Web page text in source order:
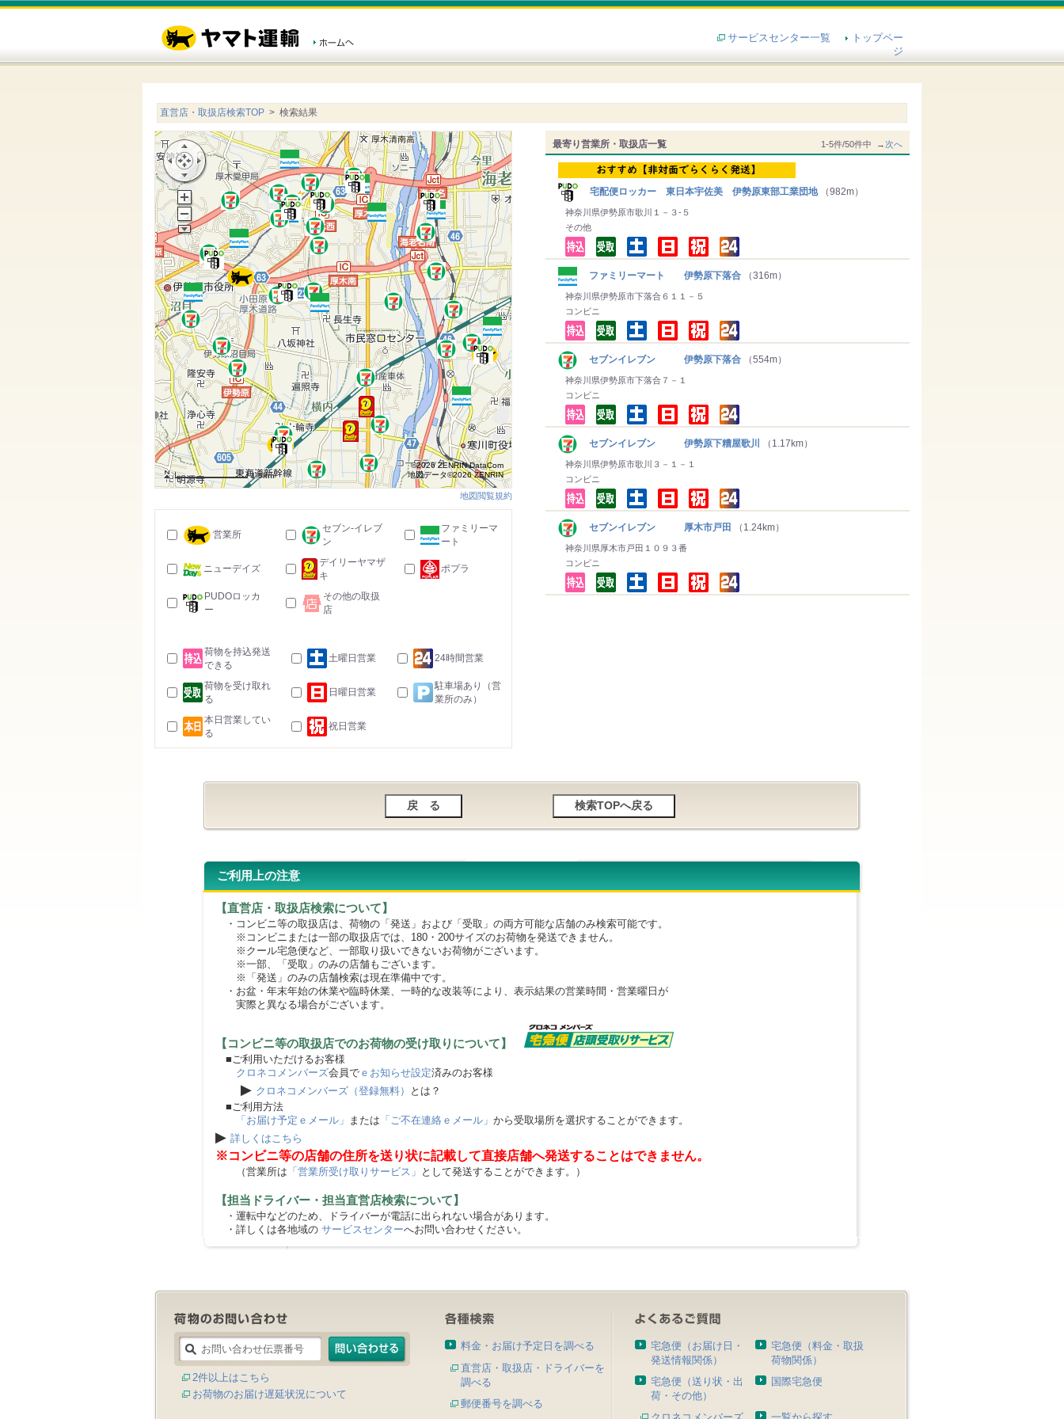
サービスセンター一覧
トップペー
ジ
直営店・取扱店検索TOP > 検索結果
最寄り営業所・取扱店一覧 1-5件/50件中 →次へ
宅配便ロッカー 東日本宇佐美 伊勢原東部工業団地 （982m）
神奈川県伊勢原市歌川１－３‐５
その他
ファミリーマート 伊勢原下落合 （316m）
神奈川県伊勢原市下落合６１１－５
コンビニ
セブンイレブン 伊勢原下落合 （554m）
神奈川県伊勢原市下落合７－１
コンビニ
セブンイレブン 伊勢原下糟屋歌川 （1.17km）
神奈川県伊勢原市歌川３－１－１
コンビニ
セブンイレブン 厚木市戸田 （1.24km）
神奈川県厚木市戸田１０９３番
コンビニ
1.5km
©2026 ZENRIN DataCom
地図データ©2026 ZENRIN
地図閲覧規約
営業所
セブン-イレブ
ン
ファミリーマ
ート
ニューデイズ
デイリーヤマザ
キ
ポプラ
PUDOロッカ
ー
その他の取扱
店
荷物を持込発送
できる
土曜日営業 24時間営業
荷物を受け取れ
る
日曜日営業
駐車場あり（営
業所のみ）
本日営業してい
る
祝日営業
ご利用上の注意
【直営店・取扱店検索について】
・コンビニ等の取扱店は、荷物の「発送」および「受取」の両方可能な店舗のみ検索可能です。
※コンビニまたは一部の取扱店では、180・200サイズのお荷物を発送できません。
※クール宅急便など、一部取り扱いできないお荷物がございます。
※一部、「受取」のみの店舗もございます。
※「発送」のみの店舗検索は現在準備中です。
・お盆・年末年始の休業や臨時休業、一時的な改装等により、表示結果の営業時間・営業曜日が
実際と異なる場合がございます。
【コンビニ等の取扱店でのお荷物の受け取りについて】
■ご利用いただけるお客様
クロネコメンバーズ会員で ｅお知らせ設定済みのお客様
▶ クロネコメンバーズ（登録無料）
とは？
■ご利用方法
「お届け予定ｅメール」 または 「ご不在連絡ｅメール」 から受取場所を選択することができます。
▶ 詳しくはこちら
※コンビニ等の店舗の住所を送り状に記載して直接店舗へ発送することはできません。
（営業所は 「営業所受け取りサービス」 として発送することができます。）
【担当ドライバー・担当直営店検索について】
・運転中などのため、ドライバーが電話に出られない場合があります。
・詳しくは各地域の サービスセンターへお問い合わせください。
2件以上はこちら
お荷物のお届け遅延状況について
料金・お届け予定日を調べる
直営店・取扱店・ドライバーを
調べる
郵便番号を調べる
宅急便（お届け日・
発送情報関係）
宅急便（料金・取扱
荷物関係）
宅急便（送り状・出
荷・その他）
国際宅急便